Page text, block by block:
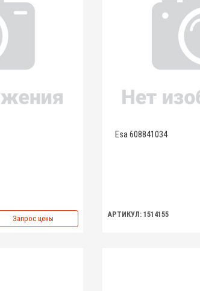
Запрос цены
Esa 608841034
АРТИКУЛ: 1514155